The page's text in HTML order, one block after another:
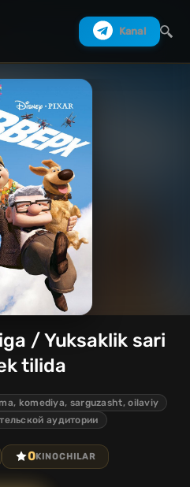
Kanal
/ Yuksaklik sari
tilida
komediya, sarguzasht, oilaviy
аудитории
0KINOCHILAR